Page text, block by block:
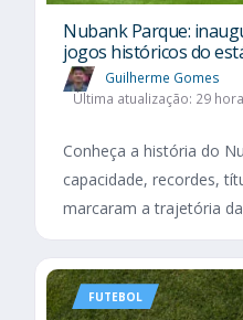
Nubank Parque:
jogos históricos do
Guilherme Gomes
Última atualização: 29
Conheça a história do
capacidade, recordes,
marcaram a trajetória
FUTEBOL